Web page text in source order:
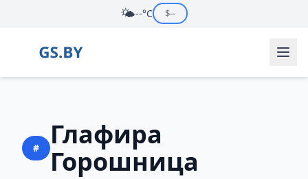
🌤️--°C $--
#
Глафира
Горошница